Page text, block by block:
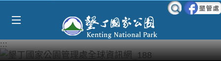
:::